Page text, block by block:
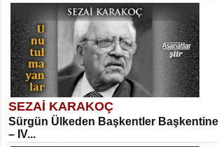
Vagon’da Bir Şairle...
SITKI CANEY
Oruçla Devrim ve Özgürlüğe…...
Mehmet Çoban
Elmira...
Suavi Kemal Yazgıç
SEZAİ KARAKOÇ
Sürgün Ülkeden Başkentler Başkentine
– IV...